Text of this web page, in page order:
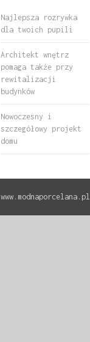
Najlepsza rozrywka
dla twoich pupili
Architekt wnętrz
pomaga także przy
rewitalizacji
budynków
Nowoczesny i
szczegółowy projekt
domu
www.modnaporcelana.pl